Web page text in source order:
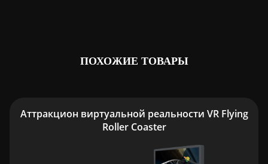
ПОХОЖИЕ ТОВАРЫ
Аттракцион виртуальной реальности VR Flying
Roller Coaster